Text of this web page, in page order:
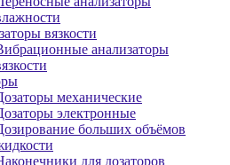
вязкости
анализаторы
механические
электронные
больших объёмов
для дозаторов